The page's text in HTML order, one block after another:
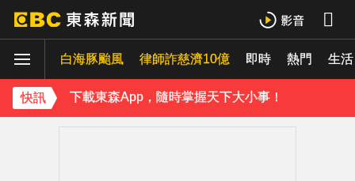
白海豚颱風 律師詐慈濟10億 即時 熱門 生活
快訊
肥大叔猝逝5天！原訂明直播說明突喊卡 團隊忍痛曝原因
下載東森App，隨時掌握天下大小事！